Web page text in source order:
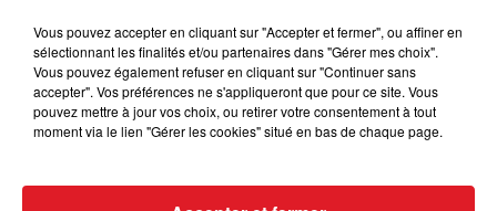
15 juillet 2026
BÉTHUNE: ENQUÊTE POUR HOMICIDE
VOLONTAIRE EN COURS, APRÈS LA...
Selon les premiers éléments, le logement servait
à des prostituées
Vous pouvez accepter en cliquant sur "Accepter et fermer", ou affiner en
sélectionnant les finalités et/ou partenaires dans "Gérer mes choix".
Vous pouvez également refuser en cliquant sur "Continuer sans
accepter". Vos préférences ne s'appliqueront que pour ce site. Vous
pouvez mettre à jour vos choix, ou retirer votre consentement à tout
moment via le lien "Gérer les cookies" situé en bas de chaque page.